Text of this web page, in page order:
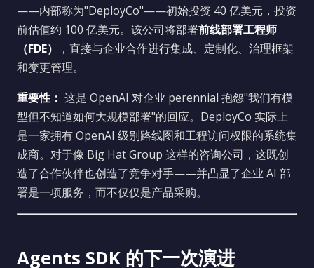
——内部称为"DeployCo"——初始投资 40 亿美元，投资
前估值约 100 亿美元。该公司将部署前线部署工程师
（FDE）
，直接与企业合作进行集成、定制化、治理框架
和变更管理。
重要性： 这是 OpenAI 对企业 perennial 抱怨"我们有模
型但不知道如何大规模部署"的回应。DeployCo 实际上
是一家拥有 OpenAI 级别路线图和工程访问权限的系统集
成商。对于像 Big Hat Group 这样的咨询公司，这既创
造了合作伙伴也创造了竞争对手——并凸显了企业 AI 部
署是一项服务，而不仅仅是产品采购。
Agents SDK 的下一次演进